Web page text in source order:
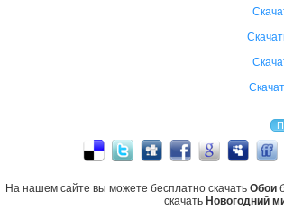
На нашем сайте вы можете бесплатно скачать Обои
скачать Новогодний